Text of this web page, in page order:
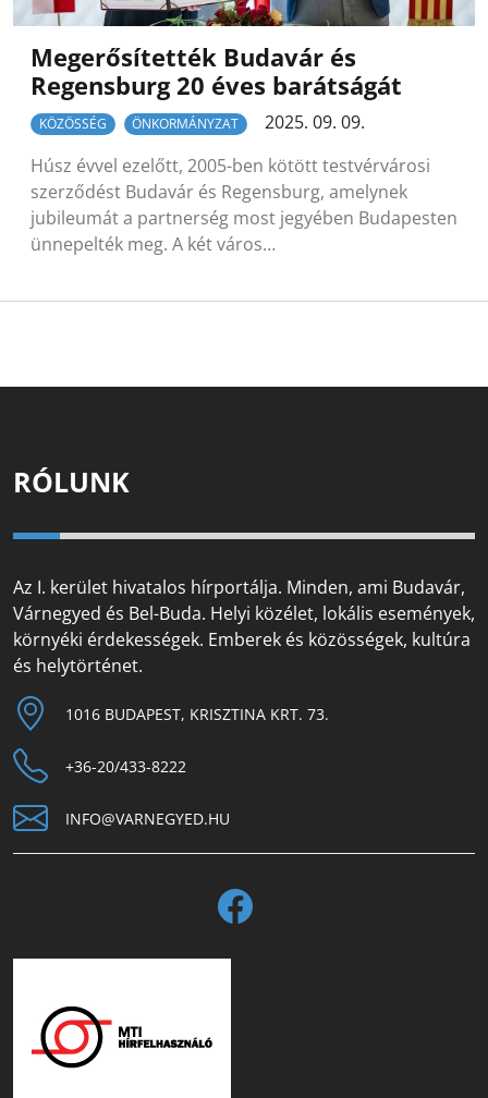
Megerősítették Budavár és
Regensburg 20 éves barátságát
KÖZÖSSÉG ÖNKORMÁNYZAT
2025. 09. 09.
Húsz évvel ezelőtt, 2005-ben kötött testvérvárosi
szerződést Budavár és Regensburg, amelynek
jubileumát a partnerség most jegyében Budapesten
ünnepelték meg. A két város…
RÓLUNK
Az I. kerület hivatalos hírportálja. Minden, ami Budavár,
Várnegyed és Bel-Buda. Helyi közélet, lokális események,
környéki érdekességek. Emberek és közösségek, kultúra
és helytörténet.
1016 BUDAPEST, KRISZTINA KRT. 73.
+36-20/433-8222
INFO@VARNEGYED.HU